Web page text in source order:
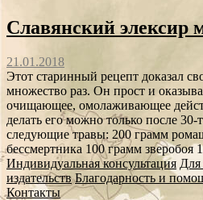
Славянский элексир
21.01.2018
Этот старинный рецепт доказал
множество раз. Он прост и
очищающее, омолаживающее
делать его можно только после 30-
следующие травы: 200 грамм
бессмертника 100 грамм зверобоя
Индивидуальная консультация Для
издательств Благодарность и
Контакты